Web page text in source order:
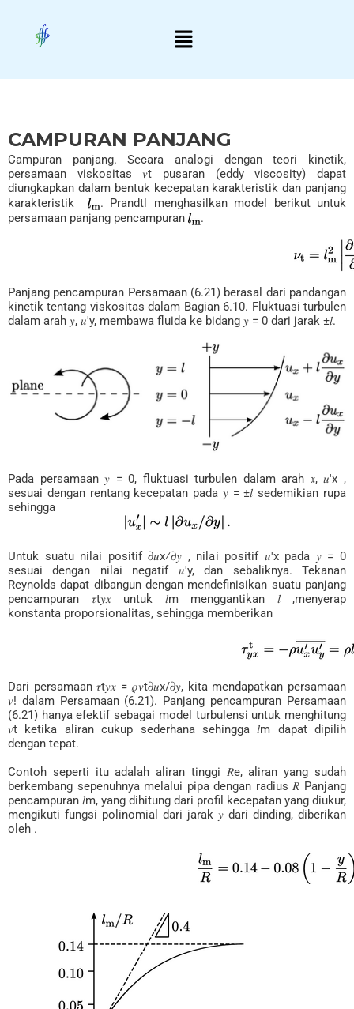
content
Menu
CAMPURAN PANJANG
Campuran panjang. Secara analogi dengan teori kinetik,
persamaan viskositas 𝑣t pusaran (eddy viscosity) dapat
diungkapkan dalam bentuk kecepatan karakteristik dan panjang
karakteristik
. Prandtl menghasilkan model berikut untuk
persamaan panjang pencampuran
.
Panjang pencampuran Persamaan (6.21) berasal dari pandangan
kinetik tentang viskositas dalam Bagian 6.10. Fluktuasi turbulen
dalam arah 𝑦, 𝑢′y, membawa fluida ke bidang 𝑦 = 0 dari jarak ±𝑙.
Pada persamaan 𝑦 = 0, fluktuasi turbulen dalam arah 𝔵, 𝑢′x ,
sesuai dengan rentang kecepatan pada 𝑦 = ±𝑙 sedemikian rupa
sehingga
Untuk suatu nilai positif 𝜕𝑢x⁄𝜕𝑦 , nilai positif 𝑢′x pada 𝑦 = 0
sesuai dengan nilai negatif 𝑢′y, dan sebaliknya. Tekanan
Reynolds dapat dibangun dengan mendefinisikan suatu panjang
pencampuran 𝜏t𝑦𝑥 untuk 𝑙m menggantikan 𝑙 ,menyerap
konstanta proporsionalitas, sehingga memberikan
Dari persamaan 𝜏t𝑦𝑥 = 𝜌𝑣t𝜕𝑢x/𝜕𝑦, kita mendapatkan persamaan
𝑣! dalam Persamaan (6.21). Panjang pencampuran Persamaan
(6.21) hanya efektif sebagai model turbulensi untuk menghitung
𝑣t ketika aliran cukup sederhana sehingga 𝑙m dapat dipilih
dengan tepat.
Contoh seperti itu adalah aliran tinggi 𝑅e, aliran yang sudah
berkembang sepenuhnya melalui pipa dengan radius 𝑅 Panjang
pencampuran 𝑙m, yang dihitung dari profil kecepatan yang diukur,
mengikuti fungsi polinomial dari jarak 𝑦 dari dinding, diberikan
oleh .